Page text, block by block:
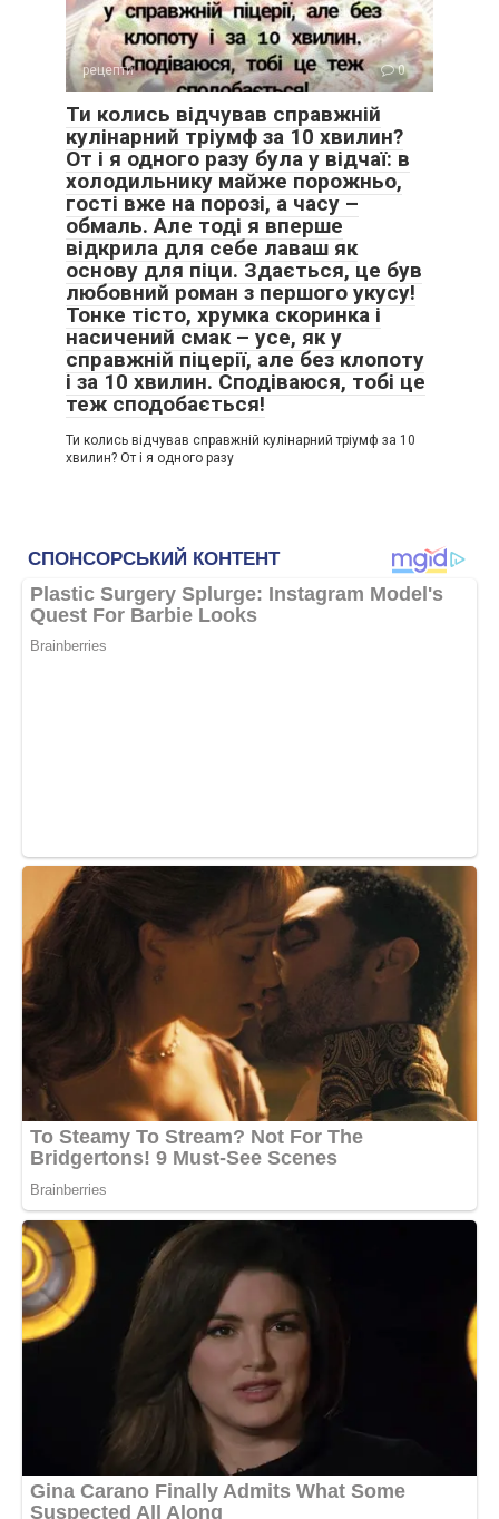
рецепти 0
Ти колись відчував справжній
кулінарний тріумф за 10 хвилин?
От і я одного разу була у відчаї: в
холодильнику майже порожньо,
гості вже на порозі, а часу –
обмаль. Але тоді я вперше
відкрила для себе лаваш як
основу для піци. Здається, це був
любовний роман з першого укусу!
Тонке тісто, хрумка скоринка і
насичений смак – усе, як у
справжній піцерії, але без клопоту
і за 10 хвилин. Сподіваюся, тобі це
теж сподобається!
Ти колись відчував справжній кулінарний тріумф за 10
хвилин? От і я одного разу